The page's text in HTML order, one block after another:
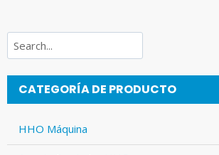
Buscar
CATEGORÍA DE PRODUCTO
HHO Máquina